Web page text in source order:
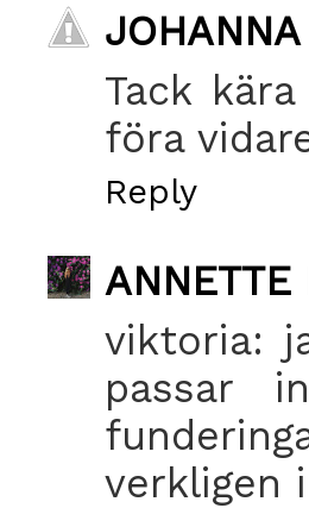
Tack
föra
Reply
ANNETTE
viktoria:
passar
verkligen